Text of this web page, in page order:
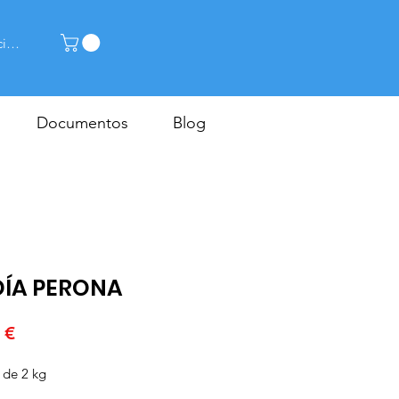
la sessió
Documentos Blog
PERONA
€Price
de 2 kg